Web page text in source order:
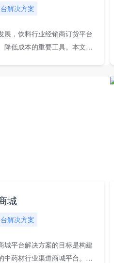
解决方案
展，饮料行业经销商订货平台
降低成本的重要工具。本文旨
城
解决方案
城平台解决方案的目标是构建
中药材行业渠道商城平台。渠